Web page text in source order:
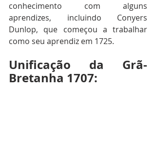
conhecimento com alguns
aprendizes, incluindo Conyers
Dunlop, que começou a trabalhar
como seu aprendiz em 1725.
Unificação da Grã-
Bretanha 1707: